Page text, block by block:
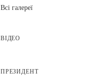
Всі галереї
ВІДЕО
ПРЕЗИДЕНТ